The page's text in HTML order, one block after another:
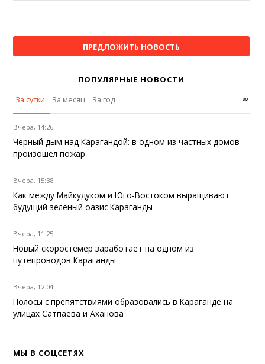
ПРЕДЛОЖИТЬ НОВОСТЬ
ПОПУЛЯРНЫЕ НОВОСТИ
За сутки
За месяц За год ∞
Вчера, 14:26
Черный дым над Карагандой: в одном из частных домов
произошел пожар
Вчера, 15:38
Как между Майкудуком и Юго-Востоком выращивают
будущий зелёный оазис Караганды
Вчера, 11:25
Новый скоростемер заработает на одном из
путепроводов Караганды
Вчера, 12:04
Полосы с препятствиями образовались в Караганде на
улицах Сатпаева и Аханова
МЫ В СОЦСЕТЯХ